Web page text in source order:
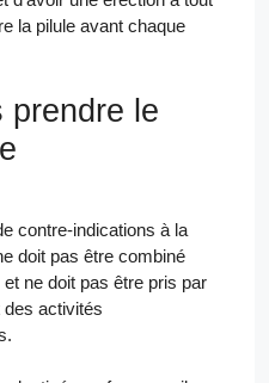
la pilule avant chaque
prendre le
contre-indications à la
doit pas être combiné
ne doit pas être pris par
activités